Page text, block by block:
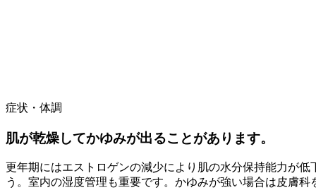
症状・体調
肌が乾燥してかゆみが出ることがあります。
更年期にはエストロゲンの減少により肌の水分保持能力が
う。室内の湿度管理も重要です。かゆみが強い場合は皮膚科